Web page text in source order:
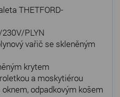
THETFORD-
PLYN
vařič se skleněným
krytem
a moskytiérou
odpadkovým košem